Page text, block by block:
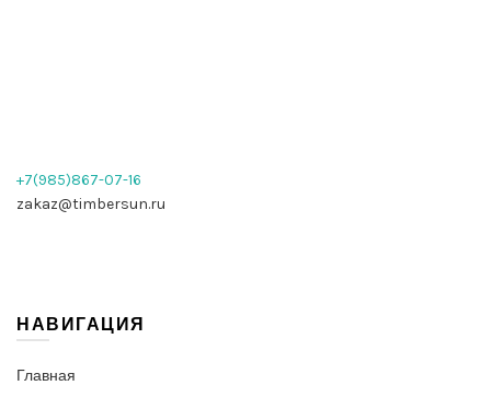
+7(985)867-07-16
zakaz@timbersun.ru
НАВИГАЦИЯ
Главная